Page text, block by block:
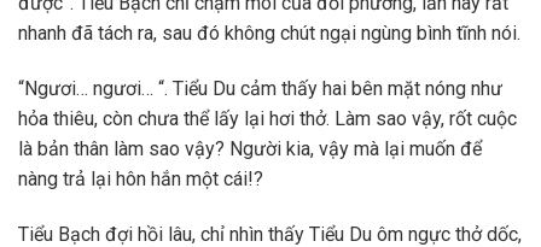
nhanh đã tách ra, sau đó không chút ngại ngùng bình tĩnh nói.
“Ngươi… ngươi… “. Tiểu Du cảm thấy hai bên mặt nóng như
hỏa thiêu, còn chưa thể lấy lại hơi thở. Làm sao vậy, rốt cuộc
là bản thân làm sao vậy? Người kia, vậy mà lại muốn để
nàng trả lại hôn hắn một cái!?
Tiểu Bạch đợi hồi lâu, chỉ nhìn thấy Tiểu Du ôm ngực thở dốc,